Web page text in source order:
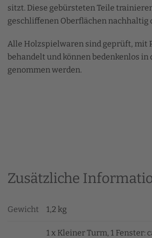
sitzt. Diese gebürsteten Teile
geschliffenen Oberflächen nachhaltig
Alle Holzspielwaren sind geprüft, mit
behandelt und können bedenkenlos in
genommen werden.
Zusätzliche
Gewicht 1,2 kg
1 x Kleiner Turm, 1 Fenster: